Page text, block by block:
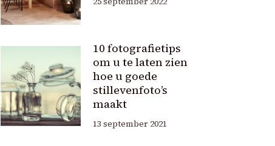
10 fotografietips
om u te laten zien
hoe u goede
stillevenfoto’s
maakt
13 september 2021